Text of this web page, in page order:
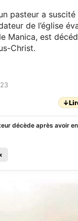
pasteur a
de l’église
Manica, est
Christ.
↓